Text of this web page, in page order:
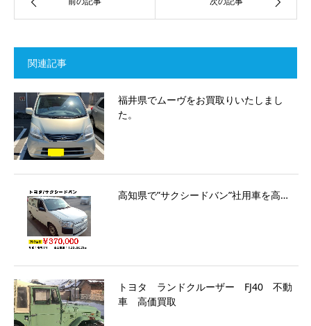
関連記事
福井県でムーヴをお買取りいたしまし
た。
高知県で”サクシードバン”社用車を高…
トヨタ ランドクルーザー FJ40 不動
車 高価買取